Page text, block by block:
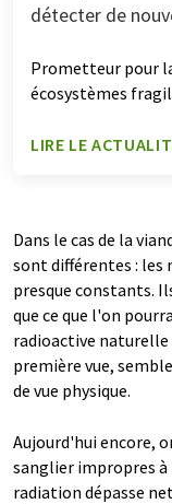
détecter de
Prometteur pour
écosystèmes
LIRE LE
Dans le cas de la
sont différentes : les
presque constants.
que ce que l'on
radioactive naturelle
première vue,
de vue physique.
Aujourd'hui encore,
sanglier impropres à
radiation dépasse